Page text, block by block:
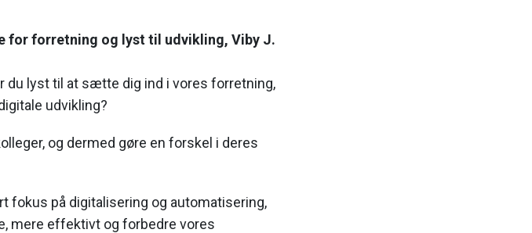
for forretning og lyst til udvikling, Viby J.
du lyst til at sætte dig ind i vores forretning,
udvikling?
og dermed gøre en forskel i deres
fokus på digitalisering og automatisering,
mere effektivt og forbedre vores